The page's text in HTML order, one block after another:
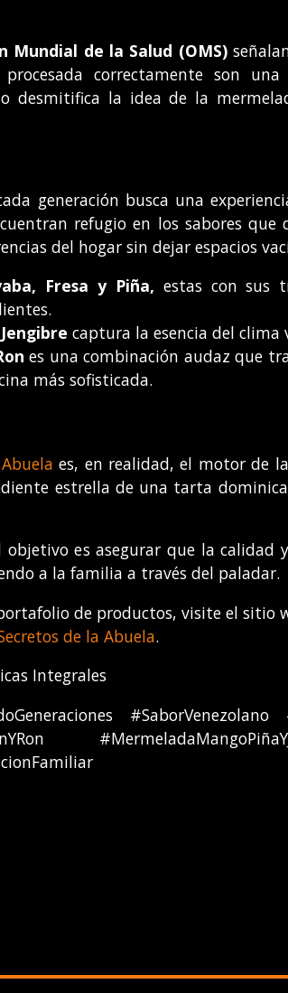
Mundial de la Salud (OMS)
correctamente son
desmitifica la idea de la
generación busca una
refugio en los sabores que
del hogar sin dejar espacios
Fresa y Piña, estas con sus
captura la esencia del clima
es una combinación audaz que
más sofisticada.
es, en realidad, el motor de
estrella de una tarta
es asegurar que la calidad
a la familia a través del paladar.
de productos, visite el sitio
de la Abuela.
Integrales
#SaborVenezolano